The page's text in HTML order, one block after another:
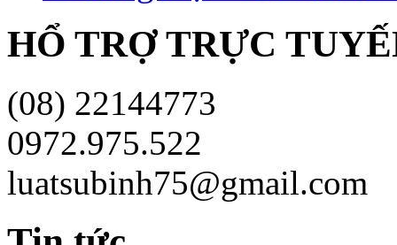
HỔ TRỢ TRỰC
(08) 22144773
0972.975.522
luatsubinh75@gmail.com